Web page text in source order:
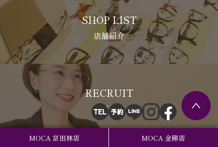
MOCA 富田林店 MOCA 金剛店
SHOP LIST
店舗紹介
RECRUIT
採用情報